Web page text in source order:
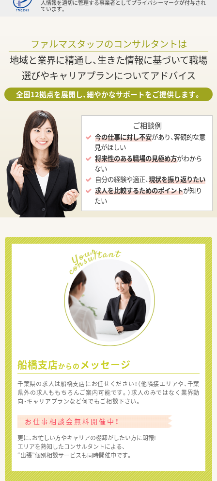
人情報を適切に管理する事業者としてプライバシーマークが付与され
ています。
ファルマスタッフのコンサルタントは
地域と業界に精通し、生きた情報に基づいて職場
選びやキャリアプランについてアドバイス
全国12拠点を展開し、細やかなサポートをご提供します。
ご相談例
今の仕事に対し不安があり、客観的な意
見がほしい
将来性のある職場の見極め方がわから
ない
自分の経験や適正、現状を振り返りたい
求人を比較するためのポイントが知り
たい
船橋支店からの メッセージ
千葉県の求人は船橋支店にお任せください！（他隣接エリアや、千葉
県外の求人ももちろんご案内可能です。）求人のみではなく業界動
向・キャリアプランなど何でもご相談下さい。
お仕事相談会無料開催中！
更に、お忙しい方やキャリアの棚卸がしたい方に朗報!
エリアを熟知したコンサルタントによる、
“出張”個別相談サービスも同時開催中です。